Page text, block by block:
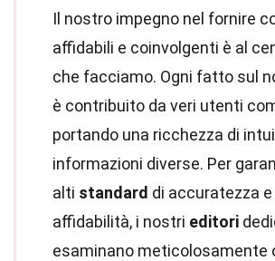
Il nostro impegno nel fornire
affidabili e coinvolgenti è al
che facciamo. Ogni fatto sul
è contribuito da veri utenti
portando una ricchezza di
informazioni diverse. Per
alti standard di accuratezza e
affidabilità, i nostri editori
esaminano meticolosamente